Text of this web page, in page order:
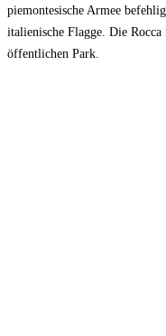
piemontesische Armee
italienische Flagge. Die
öffentlichen Park.